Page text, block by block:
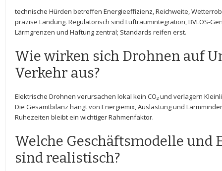
technische ‌Hürden betreffen Energieeffizienz, Reichweite,
präzise Landung. Regulatorisch‍ sind Luftraumintegration, BVLOS-
Lärmgrenzen und Haftung zentral; Standards reifen‍ erst.
Wie wirken sich​ Drohnen auf
Verkehr aus?
Elektrische Drohnen verursachen lokal⁣ kein CO₂ und verlagern
‍Die Gesamtbilanz hängt von Energiemix, ⁢Auslastung und
Ruhezeiten bleibt ⁣ein wichtiger Rahmenfaktor.
Welche Geschäftsmodelle⁤ und‍
sind realistisch?